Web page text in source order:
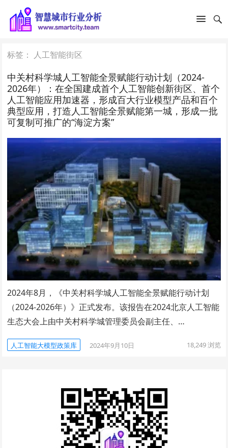
标签： 人工智能街区
中关村科学城人工智能全景赋能行动计划（2024-
2026年）：在全国建成首个人工智能创新街区、首个
人工智能应用加速器，形成百大行业模型产品和百个
典型应用，打造人工智能全景赋能第一城，形成一批
可复制可推广的“海淀方案”
2024年8月，《中关村科学城人工智能全景赋能行动计划
（2024-2026年）》正式发布。该报告在2024北京人工智能
生态大会上由中关村科学城管理委员会副主任、…
人工智能大模型政策库 2024年9月10日 18,249浏览